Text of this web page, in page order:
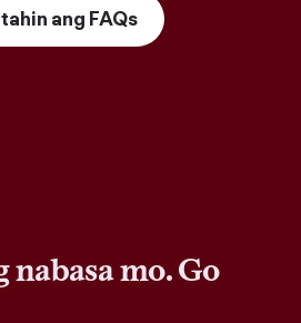
ang FAQs
nabasa mo. Go